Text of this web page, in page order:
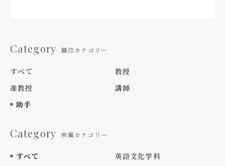
Category 職位カテゴリー
すべて
教授
准教授
講師
助手
Category 所属カテゴリー
すべて
英語文化学科